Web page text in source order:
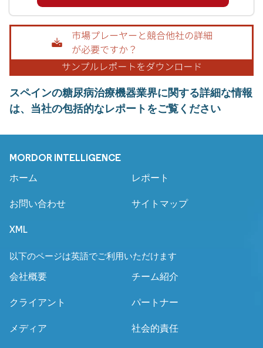
スペインの糖尿病治療機器業界に関する詳細な情報
は、当社の包括的なレポートをご覧ください
MORDOR INTELLIGENCE
ホーム レポート
お問い合わせ サイトマップ
XML
以下のページは英語でご利用いただけます
会社概要 チーム紹介
クライアント パートナー
メディア 社会的責任